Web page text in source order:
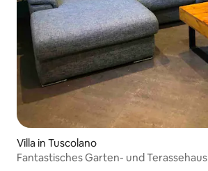
Villa in Tuscolano
Fantastisches Garten- und Terassehaus